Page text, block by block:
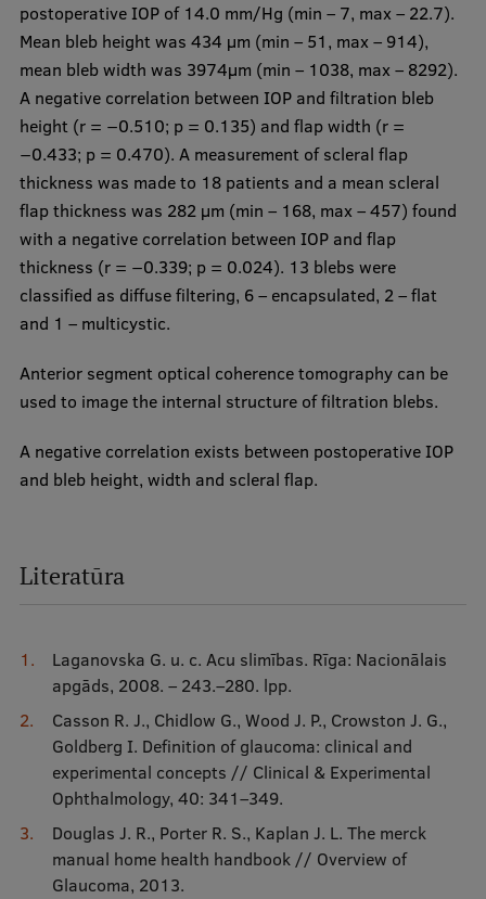
postoperative IOP of 14.0 mm/Hg (min – 7, max – 22.7).
Mean bleb height was 434 μm (min – 51, max – 914),
mean bleb width was 3974μm (min – 1038, max – 8292).
A negative correlation between IOP and filtration bleb
height (r = −0.510; p = 0.135) and flap width (r =
−0.433; p = 0.470). A measurement of scleral flap
thickness was made to 18 patients and a mean scleral
flap thickness was 282 μm (min – 168, max – 457) found
with a negative correlation between IOP and flap
thickness (r = −0.339; p = 0.024). 13 blebs were
classified as diffuse filtering, 6 – encapsulated, 2 – flat
and 1 – multicystic.
Anterior segment optical coherence tomography can be
used to image the internal structure of filtration blebs.
A negative correlation exists between postoperative IOP
and bleb height, width and scleral flap.
Literatūra
Laganovska G. u. c. Acu slimības. Rīga: Nacionālais
apgāds, 2008. – 243.–280. lpp.
Casson R. J., Chidlow G., Wood J. P., Crowston J. G.,
Goldberg I. Definition of glaucoma: clinical and
experimental concepts // Clinical & Experimental
Ophthalmology, 40: 341–349.
Douglas J. R., Porter R. S., Kaplan J. L. The merck
manual home health handbook // Overview of
Glaucoma, 2013.